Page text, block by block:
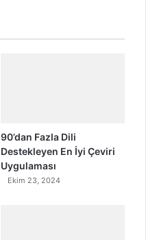
90’dan Fazla Dili
Destekleyen En İyi Çeviri
Uygulaması
Ekim 23, 2024